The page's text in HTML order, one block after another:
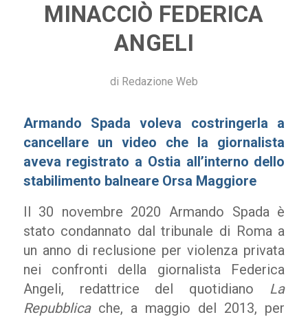
MINACCIÒ FEDERICA
ANGELI
di Redazione Web
Armando Spada voleva costringerla a
cancellare un video che la giornalista
aveva registrato a Ostia all’interno dello
stabilimento balneare Orsa Maggiore
Il 30 novembre 2020 Armando Spada è
stato condannato dal tribunale di Roma a
un anno di reclusione per violenza privata
nei confronti della giornalista Federica
Angeli, redattrice del quotidiano La
Repubblicache, a maggio del 2013, per